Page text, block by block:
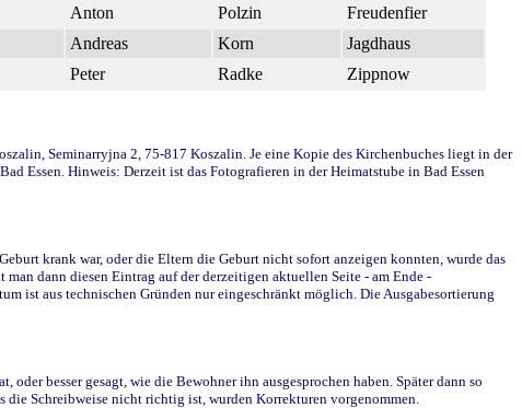
Anton Polzin
Freudenfier
Andreas Korn
Jagdhaus
Peter Radke Zippnow
Seminarryjna 2, 75-817 Koszalin. Je eine Kopie des Kirchenbuches liegt in der
Essen. Hinweis: Derzeit ist das Fotografieren in der Heimatstube in Bad Essen
krank war, oder die Eltern die Geburt nicht sofort anzeigen konnten, wurde das
dann diesen Eintrag auf der derzeitigen aktuellen Seite - am Ende -
ist aus technischen Gründen nur eingeschränkt möglich. Die Ausgabesortierung
besser gesagt, wie die Bewohner ihn ausgesprochen haben. Später dann so
Schreibweise nicht richtig ist, wurden Korrekturen vorgenommen.